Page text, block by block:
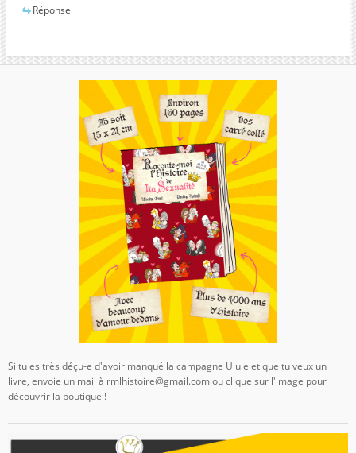
Réponse
Si tu es très déçu-e d'avoir manqué la campagne Ulule et que tu veux un
livre, envoie un mail à rmlhistoire@gmail.com ou clique sur l'image pour
découvrir la boutique !